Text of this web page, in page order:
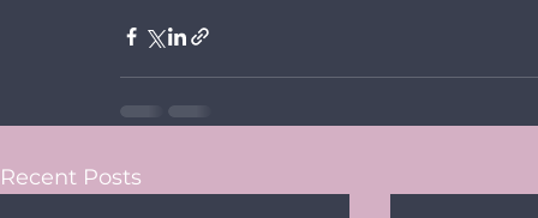
Recent Posts